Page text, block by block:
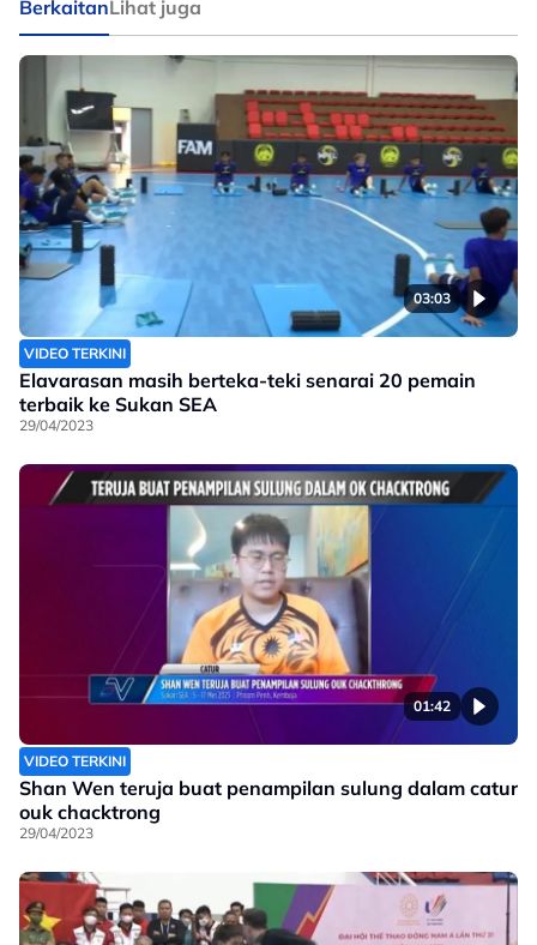
BerkaitanLihat juga
03:03
VIDEO TERKINI
Elavarasan masih berteka-teki senarai 20 pemain
terbaik ke Sukan SEA
29/04/2023
01:42
VIDEO TERKINI
Shan Wen teruja buat penampilan sulung dalam catur
ouk chacktrong
29/04/2023